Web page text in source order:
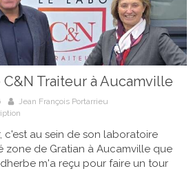
Traiteur à Aucamville
Jean François Portarrieu
c'est au sein de son laboratoire
zone de Gratian à Aucamville que
m'a reçu pour faire un tour